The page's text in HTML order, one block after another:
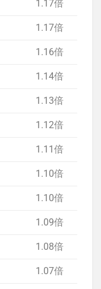
1.17倍
1.17倍
1.16倍
1.14倍
1.13倍
1.12倍
1.11倍
1.10倍
1.10倍
1.09倍
1.08倍
1.07倍